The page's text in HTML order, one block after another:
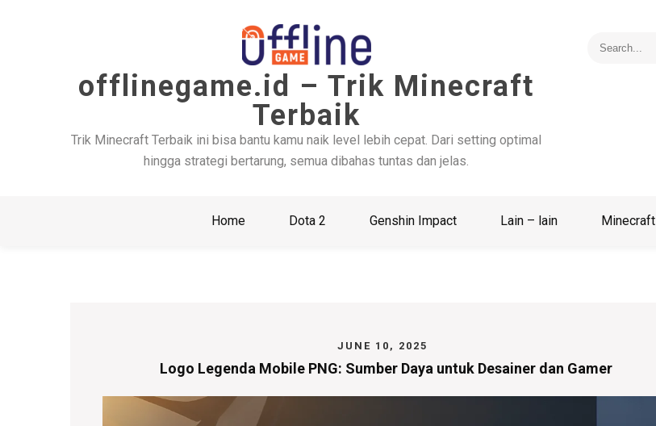
offlinegame.id – Trik Minecraft
Terbaik
Trik Minecraft Terbaik ini bisa bantu kamu naik level lebih cepat. Dari setting optimal
hingga strategi bertarung, semua dibahas tuntas dan jelas.
Home Dota 2 Genshin Impact Lain – lain Minecraft
JUNE 10, 2025
Logo Legenda Mobile PNG: Sumber Daya untuk Desainer dan Gamer